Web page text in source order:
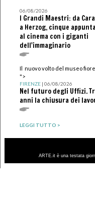
06/08/2026
I Grandi Maestri: da
a Herzog, cinque
al cinema con i giganti
dell'immaginario
Il nuovo volto del museo
">
FIRENZE| 06/08/2026
Nel futuro degli Uffizi.
anni la chiusura dei
LEGGI TUTTO >
ARTE.it è una testata